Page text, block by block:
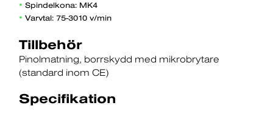
*Spindelkona: MK4
*Varvtal: 75-3010 v/min
Tillbehör
Pinolmatning borrskydd med mikrobrytare
(standard inom CE)
Specifikation